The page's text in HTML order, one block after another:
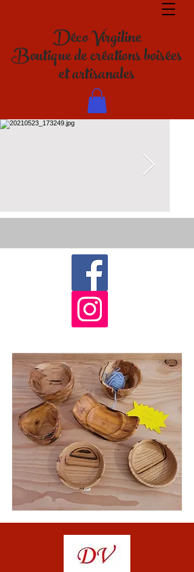
Déco Virgiline
Boutique de créations boisées
et artisanales